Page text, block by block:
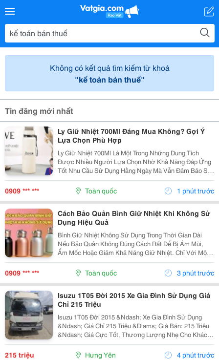
Không có kết quả tìm kiếm từ khoá
"kế toán bán thuế"
Tin đăng mới nhất
Ly Giữ Nhiệt 700Ml Đáng Mua Không? Gợi Ý
Lựa Chọn Phù Hợp
Ly Giữ Nhiệt 700Ml Là Một Trong Những Dung Tích
Được Nhiều Người Lựa Chọn Nhờ Khả Năng Đáp Ứng
Tốt Nhu Cầu Sử Dụng Hằng Ngày Mà Vẫn Đảm Bảo Sự
Gọn Gàng Khi Mang Theo. Hãy Cùng Cozycup Tìm Hiểu
Ngay Trong Bài Viết Dưới Đây. 1. Vì Sao Ly Giữ Nhiệt...
0909 *** *** Toàn quốc 1 phút trước
Cách Bảo Quản Bình Giữ Nhiệt Khi Không Sử
Dụng Hiệu Quả
Bình Giữ Nhiệt Không Sử Dụng Trong Thời Gian Dài
Nếu Bảo Quản Không Đúng Cách Rất Dễ Bị Ám Mùi,
Ẩm Mốc Hoặc Giảm Khả Năng Giữ Nhiệt. Chỉ Với Một
Vài Lưu Ý Đơn Giản, Bạn Có Thể Giữ Bình Luôn Sạch
Sẽ Và Bền Đẹp Như Mới. Cùng Tìm Hiểu Các Cách Bảo
Quản...
0909 *** *** Toàn quốc 3 phút trước
Isuzu 1T05 Đời 2015 Xe Gia Đình Sử Dụng Giá
Chỉ 215 Triệu
Isuzu 1T05 Đời 2015 &Ndash; Xe Gia Đình Sử Dụng
&Ndash; Giá Chỉ 215 Triệu &Diams; Giá Bán: 215 Triệu
&Ndash; Giá Cực Tốt, Thương Lượng Nhẹ Cho Khách
Thiện Chí! &Diams; Thông Tin Xe &Diams; Hãng Xe:
Isuzu &Diams; Đời: 2015 &Diams; Tải Trọng: 1 Tấn
215 triệu Hưng Yên 4 phút trước